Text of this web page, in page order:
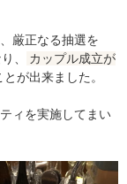
厳正なる抽選を
、
カップル成立が
が出来ました。
ィを実施してまい